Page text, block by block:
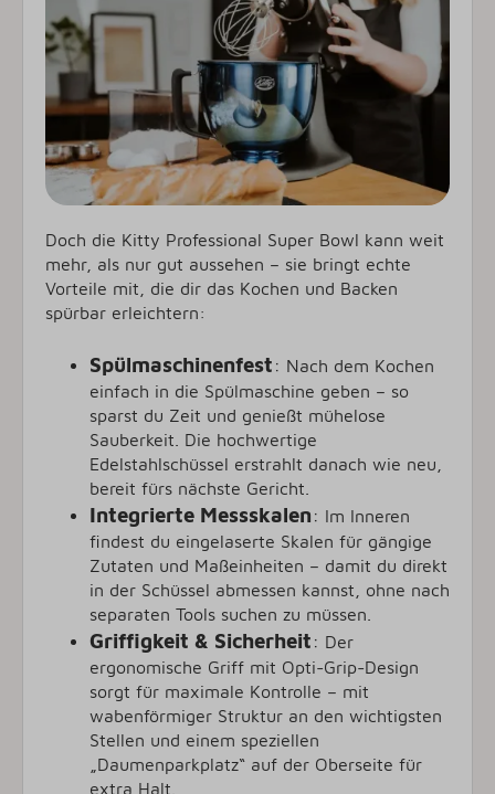
Doch die Kitty Professional Super Bowl kann weit
mehr, als nur gut aussehen – sie bringt echte
Vorteile mit, die dir das Kochen und Backen
spürbar erleichtern:
Spülmaschinenfest: Nach dem Kochen
einfach in die Spülmaschine geben – so
sparst du Zeit und genießt mühelose
Sauberkeit. Die hochwertige
Edelstahlschüssel erstrahlt danach wie neu,
bereit fürs nächste Gericht.
Integrierte Messskalen: Im Inneren
findest du eingelaserte Skalen für gängige
Zutaten und Maßeinheiten – damit du direkt
in der Schüssel abmessen kannst, ohne nach
separaten Tools suchen zu müssen.
Griffigkeit & Sicherheit: Der
ergonomische Griff mit Opti-Grip-Design
sorgt für maximale Kontrolle – mit
wabenförmiger Struktur an den wichtigsten
Stellen und einem speziellen
„Daumenparkplatz“ auf der Oberseite für
extra Halt.